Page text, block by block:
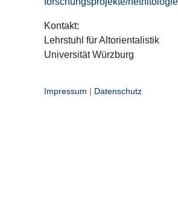
Kontakt:
Lehrstuhl für Altorientalistik
Universität Würzburg
Impressum | Datenschutz